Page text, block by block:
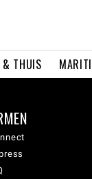
& THUIS